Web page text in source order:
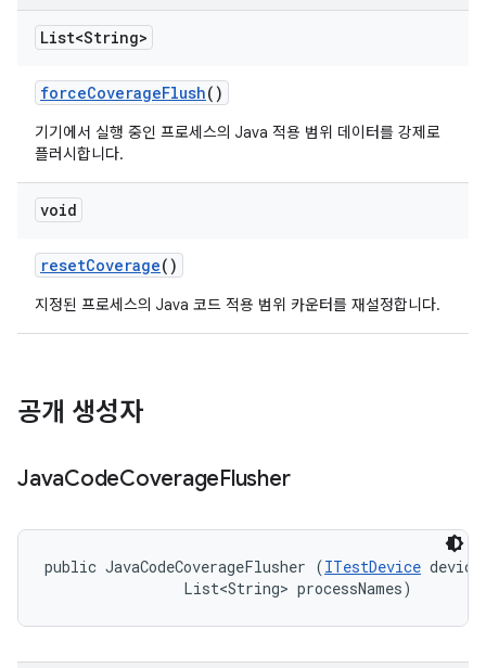
List<String>
forceCoverageFlush()
기기에서 실행 중인 프로세스의 Java 적용 범위 데이터를 강제로
플러시합니다.
void
resetCoverage()
지정된 프로세스의 Java 코드 적용 범위 카운터를 재설정합니다.
공개 생성자
JavaCodeCoverageFlusher
public JavaCodeCoverageFlusher (ITestDevice
                List<String> processNames)